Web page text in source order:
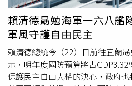
速公路與市郊演練防禦，在台北
升機的場景，甚至把學校臨時改造
加大對民眾的防空演練。今年舉行
空前，全台各大城市輪番舉行空襲
進屋避難，商家暫停營業，旅客禁
者可能面臨罰款。在台北市中心，
傷患、滅火與垂降逃生；臨時醫
型手機、「極光測繪儀」及內載
記型電腦等裝備。其中手機是以手
細拍軍中機密資料，拍攝後自動
內，可藉此規避我國軍相關監控程
求黃姓台商返台後駕車搭載至指定
路線，掃描沿路建築設施結構與測
步透過中共情工提供的筆記型電
賴清德勗勉海軍一六八
軍風守護自由民主
賴清德總統今（22）日前往宜蘭
示，明年度國防預算將占
保護民主自由人權的決心，政府